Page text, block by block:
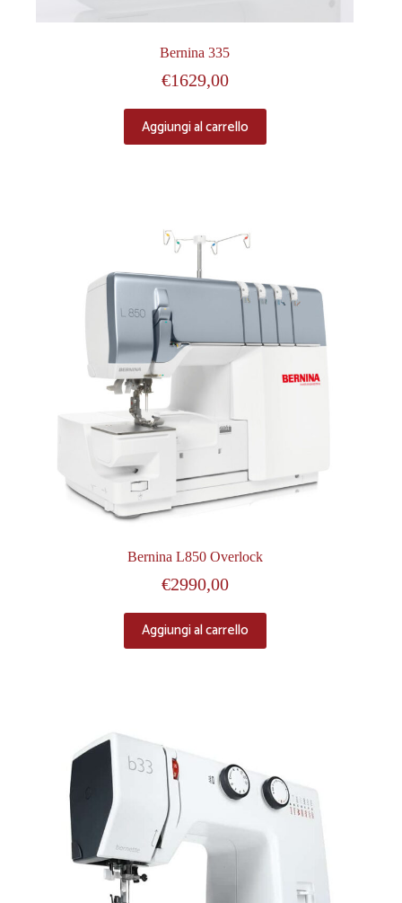
Bernina 335
€1629,00
Aggiungi al carrello
Bernina L850 Overlock
€2990,00
Aggiungi al carrello